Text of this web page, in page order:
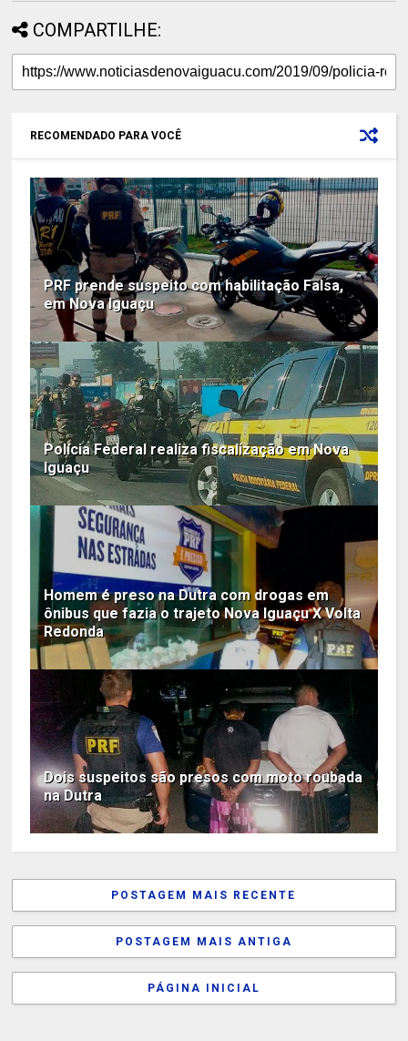
COMPARTILHE:
RECOMENDADO PARA VOCÊ
PRF prende suspeito com habilitação Falsa,
em Nova Iguaçu
Polícia Federal realiza fiscalização em Nova
Iguaçu
Homem é preso na Dutra com drogas em
ônibus que fazia o trajeto Nova Iguaçu X Volta
Redonda
Dois suspeitos são presos com moto roubada
na Dutra
POSTAGEM MAIS RECENTE
POSTAGEM MAIS ANTIGA
PÁGINA INICIAL